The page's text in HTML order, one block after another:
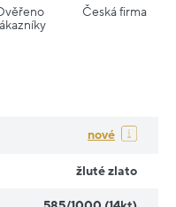
Česká firma
nové
žluté zlato